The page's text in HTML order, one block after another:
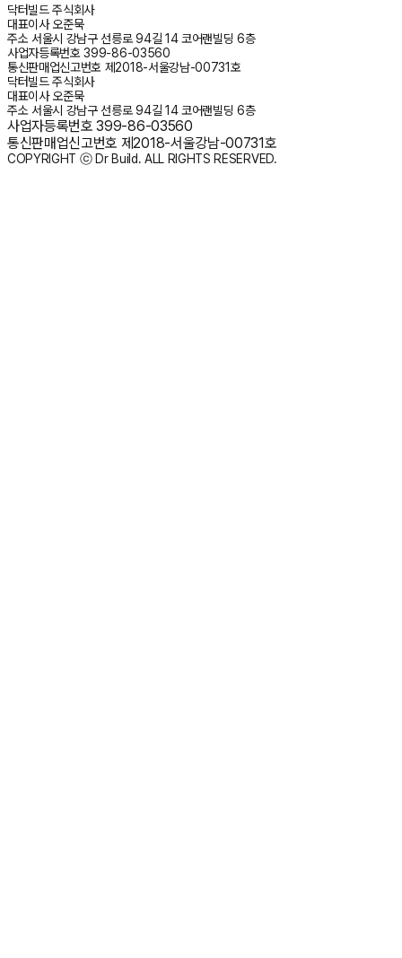
닥터빌드 주식회사
대표이사오준묵
주소 서울시 강남구 선릉로 94길 14 코어랜빌딩 6층
사업자등록번호 399-86-03560
통신판매업신고번호 제2018-서울강남-00731호
닥터빌드 주식회사
대표이사오준묵
주소 서울시 강남구 선릉로 94길 14 코어랜빌딩 6층
사업자등록번호 399-86-03560
통신판매업신고번호 제2018-서울강남-00731호
COPYRIGHT ⓒ Dr Build. ALL RIGHTS RESERVED.